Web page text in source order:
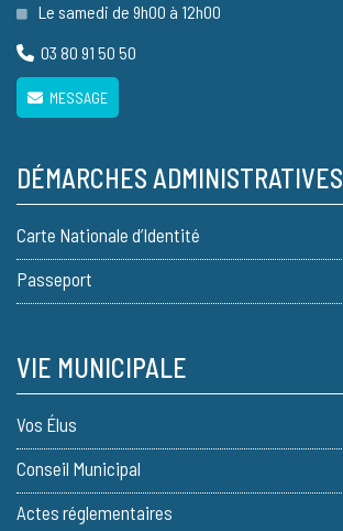
Le samedi de 9h00 à 12h00
03 80 91 50 50
MESSAGE
DÉMARCHES ADMINISTRATIVES
Carte Nationale d’Identité
Passeport
VIE MUNICIPALE
Vos Élus
Conseil Municipal
Actes réglementaires